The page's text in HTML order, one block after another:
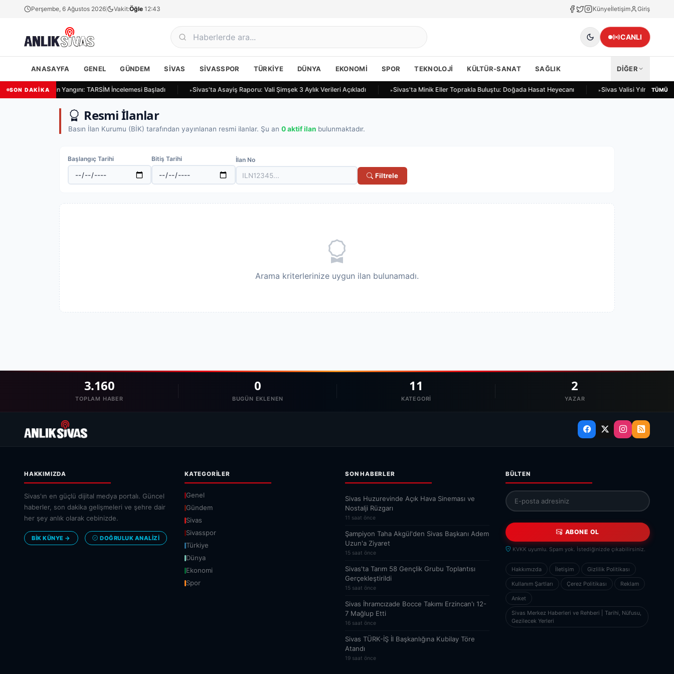
Perşembe, 6 Ağustos 2026 Vakit:Öğle 12:43 Künyeİletişim Giriş
CANLI
ANASAYFA GENEL GÜNDEM SIVAS SIVASSPOR TÜRKIYE DÜNYA EKONOMI SPOR TEKNOLOJI KÜLTÜR-SANAT SAĞLIK DİĞER
SON DAKİKA
Ulukapı'da Ekin Yangını: TARSİM İncelemesi Başladı Sivas'ta Asayiş Raporu: Vali Şimşek 3 Aylık Verileri Açıkladı Sivas'ta Minik Eller Toprakla Buluştu: Doğada Hasat Heyecanı Sivas Valisi YılmazTÜMÜ
Resmi İlanlar
Basın İlan Kurumu (BİK) tarafından yayınlanan resmi ilanlar. Şu an 0 aktif ilan bulunmaktadır.
Başlangıç Tarihi Bitiş Tarihi İlan No
Filtrele
Arama kriterlerinize uygun ilan bulunamadı.
3.160
TOPLAM HABER
0
BUGÜN EKLENEN
11
KATEGORI
2
YAZAR
HAKKIMIZDA
Sivas'ın en güçlü dijital medya portalı. Güncel
haberler, son dakika gelişmeleri ve şehre dair
her şey anlık olarak cebinizde.
BİK KÜNYE → DOĞRULUK ANALIZI
KATEGORILER
Genel
Gündem
Sivas
Sivasspor
Türkiye
Dünya
Ekonomi
Spor
SON HABERLER
Sivas Huzurevinde Açık Hava Sineması ve
Nostalji Rüzgarı
11 saat önce
Şampiyon Taha Akgül'den Sivas Başkanı Adem
Uzun'a Ziyaret
15 saat önce
Sivas'ta Tarım 58 Gençlik Grubu Toplantısı
Gerçekleştirildi
15 saat önce
Sivas İhramcızade Bocce Takımı Erzincan'ı 12-
7 Mağlup Etti
16 saat önce
Sivas TÜRK-İŞ İl Başkanlığına Kubilay Töre
Atandı
19 saat önce
BÜLTEN
ABONE OL
KVKK uyumlu. Spam yok. İstediğinizde çıkabilirsiniz.
Hakkımızda İletişim Gizlilik Politikası
Kullanım Şartları Çerez Politikası Reklam
Anket
Sivas Merkez Haberleri ve Rehberi | Tarihi, Nüfusu,
Gezilecek Yerleri